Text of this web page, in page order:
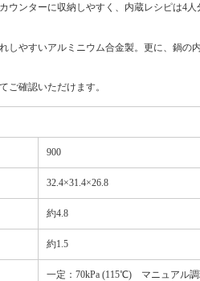
ウンターに収納しやすく、内蔵レシピは4人
しやすいアルミニウム合金製。更に、鍋の
ご確認いただけます。
900
32.4×31.4×26.8
約4.8
約1.5
一定：70kPa (115℃) マニュアル